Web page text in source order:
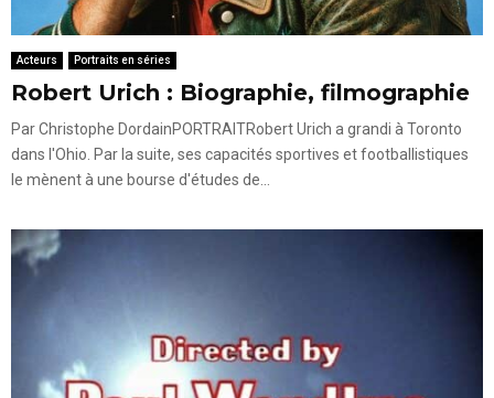
Acteurs Portraits en séries
Robert Urich : Biographie, filmographie
Par Christophe DordainPORTRAITRobert Urich a grandi à Toronto
dans l'Ohio. Par la suite, ses capacités sportives et footballistiques
le mènent à une bourse d'études de...